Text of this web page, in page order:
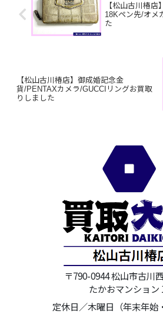
【松山古川椿
18Kペン先/オメ
た
【松山古川椿店】御成婚記念金
貨/PENTAXカメラ/GUCCIリングお買取
りしました
〒790-0944 松山市古川
たかおマンション
定休日／木曜日（年末年始